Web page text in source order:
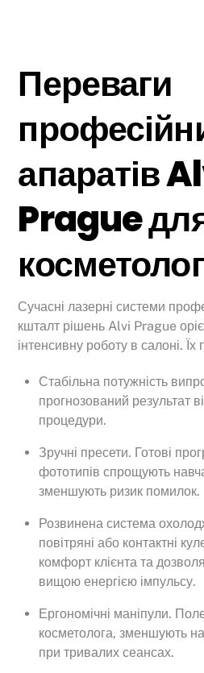
Переваги
апаратів
Prague
Сучасні лазерні системи
кшталт рішень Alvi Prague
інтенсивну роботу в салоні.
Стабільна потужність
прогнозований результат
процедури.
Зручні пресети. Готові
фототипів спрощують
зменшують ризик помилок.
Розвинена система
повітряні або контактні
комфорт клієнта та
вищою енергією імпульсу.
Ергономічні маніпули.
косметолога, зменшують
при тривалих сеансах.